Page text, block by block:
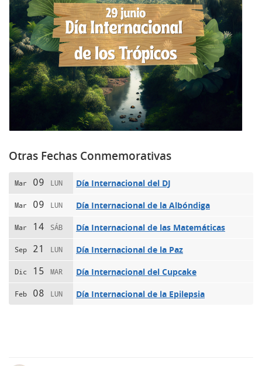
Otras Fechas Conmemorativas
Mar 09 LUN Día Internacional del DJ
Mar 09 LUN Día Internacional de la Albóndiga
Mar 14 SÁB Día Internacional de las Matemáticas
Sep 21 LUN Día Internacional de la Paz
Dic 15 MAR Día Internacional del Cupcake
Feb 08 LUN Día Internacional de la Epilepsia